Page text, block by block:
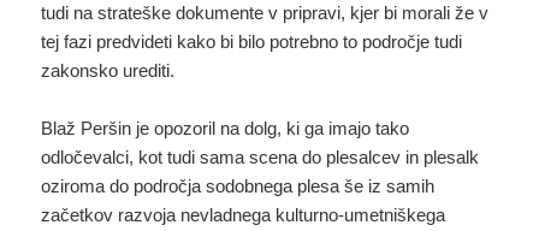
tudi na strateške dokumente v pripravi, kjer bi morali že v
tej fazi predvideti kako bi bilo potrebno to področje tudi
zakonsko urediti.
Blaž Peršin je opozoril na dolg, ki ga imajo tako
odločevalci, kot tudi sama scena do plesalcev in plesalk
oziroma do področja sodobnega plesa še iz samih
začetkov razvoja nevladnega kulturno-umetniškega